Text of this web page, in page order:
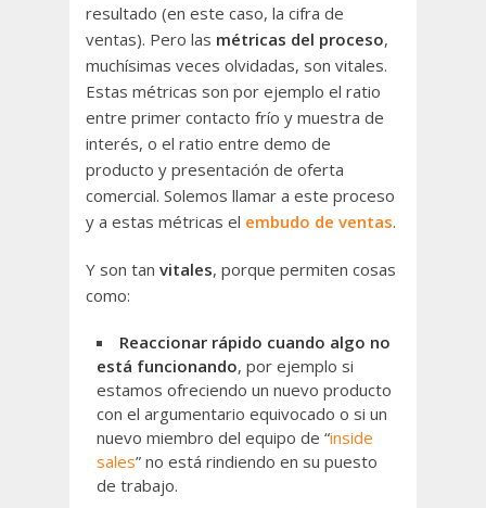
resultado (en este caso, la cifra de
ventas). Pero las métricas del proceso,
muchísimas veces olvidadas, son vitales.
Estas métricas son por ejemplo el ratio
entre primer contacto frío y muestra de
interés, o el ratio entre demo de
producto y presentación de oferta
comercial. Solemos llamar a este proceso
y a estas métricas el embudo de ventas.
Y son tan vitales, porque permiten cosas
como:
Reaccionar rápido cuando algo no
está funcionando, por ejemplo si
estamos ofreciendo un nuevo producto
con el argumentario equivocado o si un
nuevo miembro del equipo de “inside
sales” no está rindiendo en su puesto
de trabajo.